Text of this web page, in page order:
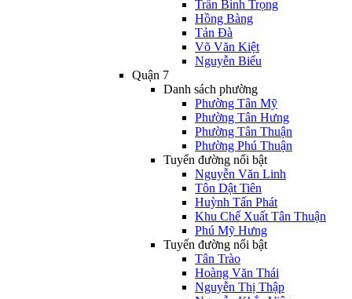
Trần Bình Trọng
Hồng Bàng
Tản Đà
Võ Văn Kiệt
Nguyễn Biểu
Quận 7
Danh sách phường
Phường Tân Mỹ
Phường Tân Hưng
Phường Tân Thuận
Phường Phú Thuận
Tuyến đường nổi bật
Nguyễn Văn Linh
Tôn Dật Tiên
Huỳnh Tấn Phát
Khu Chế Xuất Tân Thuận
Phú Mỹ Hưng
Tuyến đường nổi bật
Tân Trào
Hoàng Văn Thái
Nguyễn Thị Thập